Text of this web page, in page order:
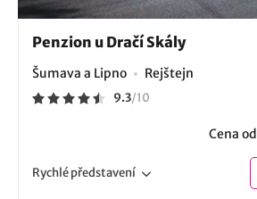
Penzion u Dračí Skály
Šumava a Lipno Rejštejn
9.3/10
Cena od
Rychlépředstavení